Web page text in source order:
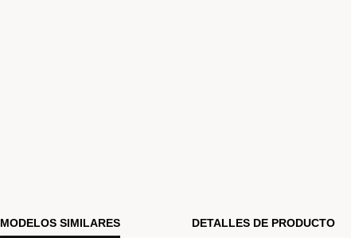
MODELOS SIMILARES DETALLES DE PRODUCTO